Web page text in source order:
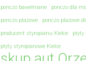
ponczo bawełniane
ponczo dla
ponczo plażowe
ponczo plażowe
producent styropianu Kielce
płyty styropianowe Kielce